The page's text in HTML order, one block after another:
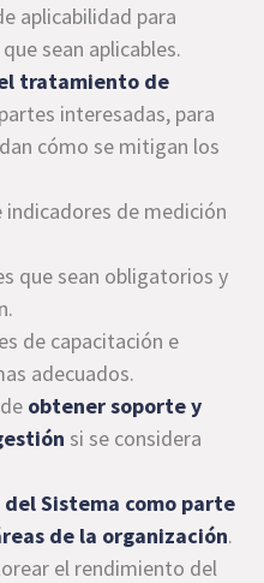
aplicabilidad para
sean aplicables.
tratamiento de
interesadas, para
cómo se mitigan los
de medición
que sean obligatorios y
de capacitación e
adecuados.
obtener soporte y
si se considera
Sistema como parte
de la organización.
el rendimiento del